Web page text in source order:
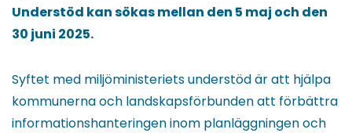
Understöd kan sökas mellan den 5 maj och den
30 juni 2025.
Syftet med miljöministeriets understöd är att hjälpa
kommunerna och landskapsförbunden att förbättra
informationshanteringen inom planläggningen och